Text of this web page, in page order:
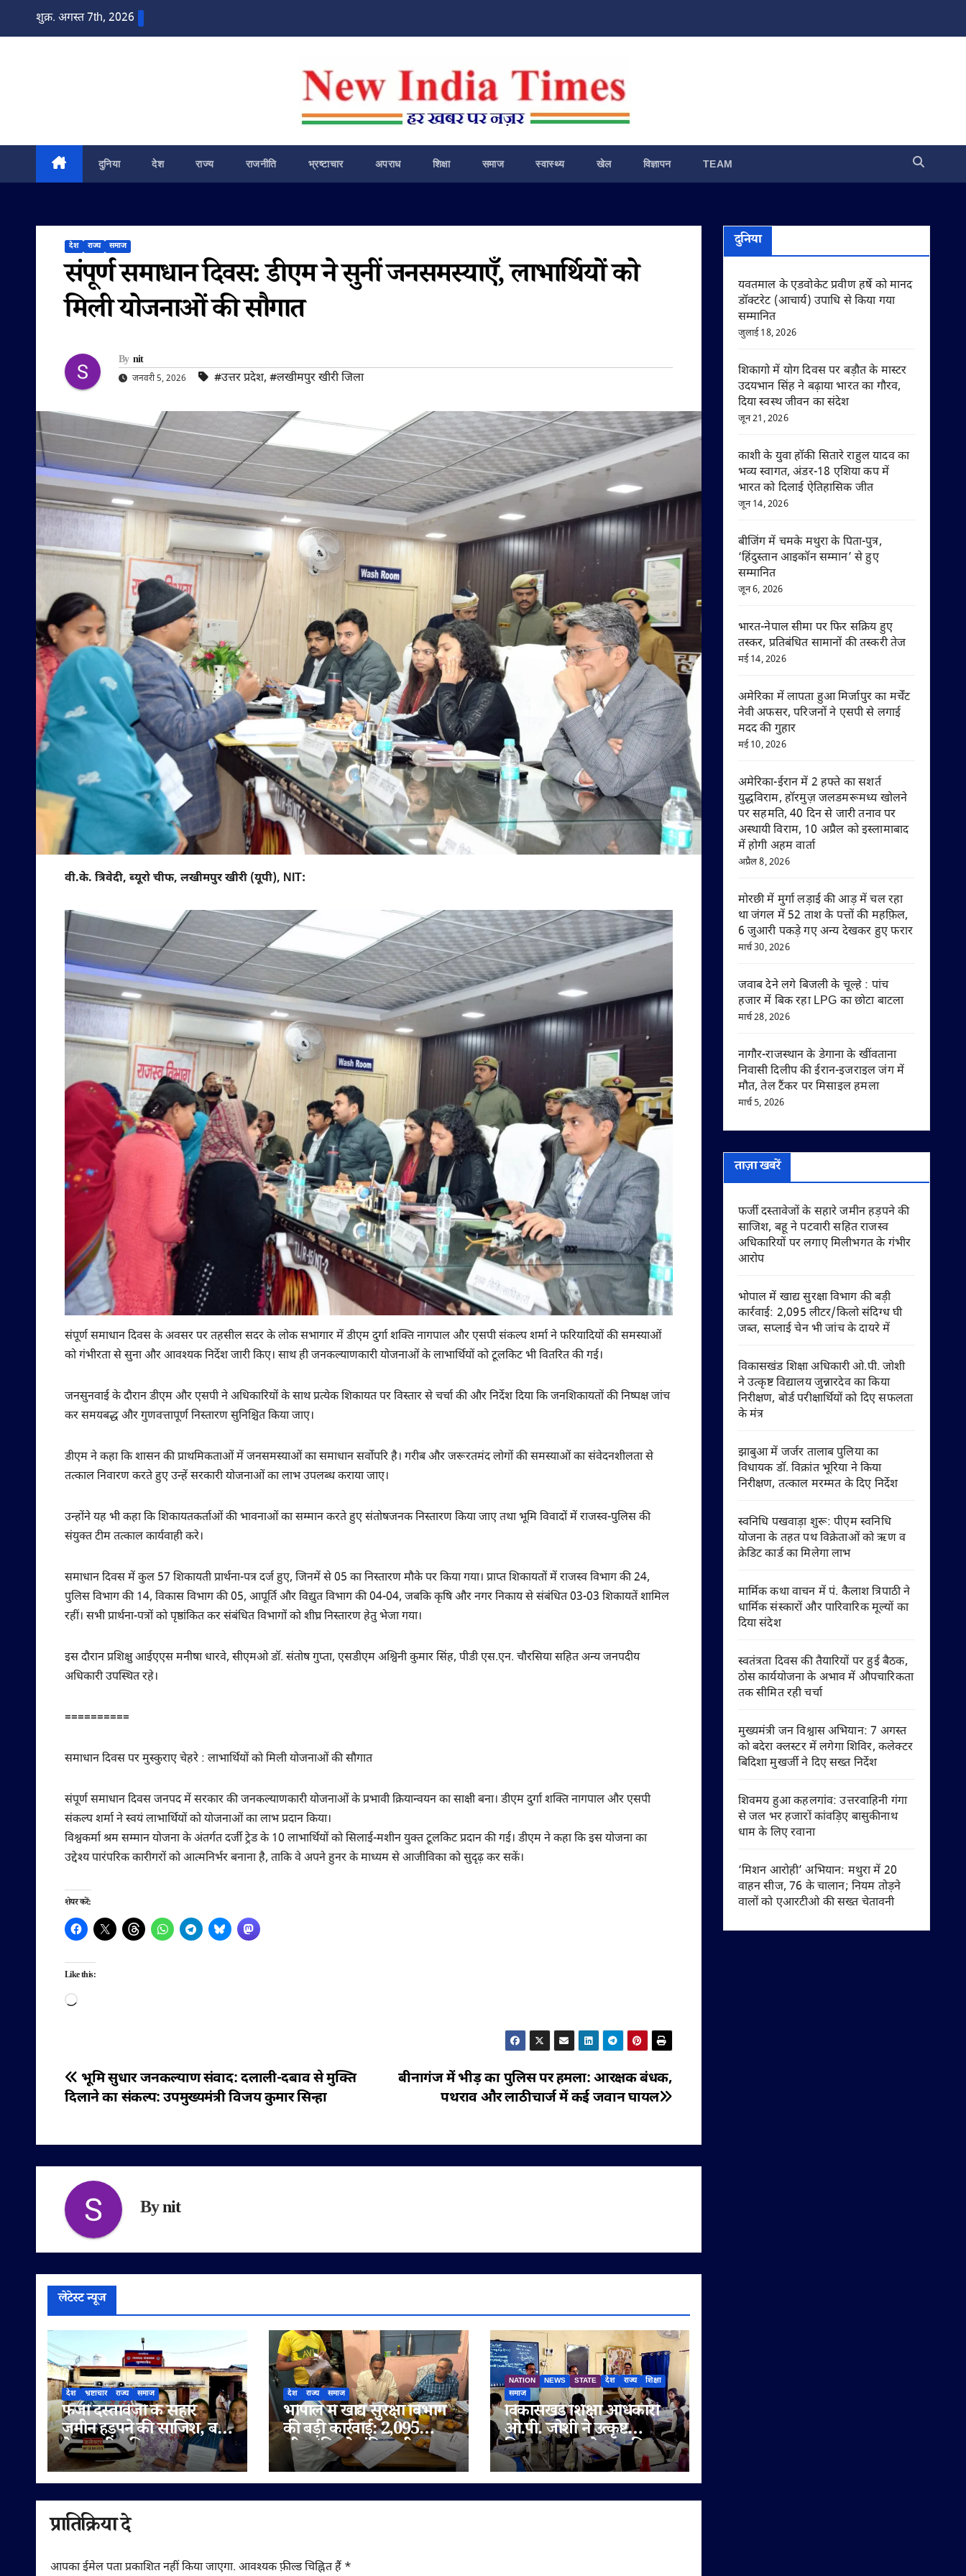
शुक्र. अगस्त 7th, 2026
दुनिया देश राज्य राजनीति भ्रष्टाचार अपराध शिक्षा समाज स्वास्थ्य खेल विज्ञापन TEAM
देश राज्य समाज
संपूर्ण समाधान दिवस: डीएम ने सुनीं जनसमस्याएँ, लाभार्थियों को
मिली योजनाओं की सौगात
By nit
जनवरी 5, 2026 #उत्तर प्रदेश, #लखीमपुर खीरी जिला
वी.के. त्रिवेदी, ब्यूरो चीफ, लखीमपुर खीरी (यूपी), NIT:
संपूर्ण समाधान दिवस के अवसर पर तहसील सदर के लोक सभागार में डीएम दुर्गा शक्ति नागपाल और एसपी संकल्प शर्मा ने फरियादियों की समस्याओं
को गंभीरता से सुना और आवश्यक निर्देश जारी किए। साथ ही जनकल्याणकारी योजनाओं के लाभार्थियों को टूलकिट भी वितरित की गई।
जनसुनवाई के दौरान डीएम और एसपी ने अधिकारियों के साथ प्रत्येक शिकायत पर विस्तार से चर्चा की और निर्देश दिया कि जनशिकायतों की निष्पक्ष जांच
कर समयबद्ध और गुणवत्तापूर्ण निस्तारण सुनिश्चित किया जाए।
डीएम ने कहा कि शासन की प्राथमिकताओं में जनसमस्याओं का समाधान सर्वोपरि है। गरीब और जरूरतमंद लोगों की समस्याओं का संवेदनशीलता से
तत्काल निवारण करते हुए उन्हें सरकारी योजनाओं का लाभ उपलब्ध कराया जाए।
उन्होंने यह भी कहा कि शिकायतकर्ताओं की भावनाओं का सम्मान करते हुए संतोषजनक निस्तारण किया जाए तथा भूमि विवादों में राजस्व-पुलिस की
संयुक्त टीम तत्काल कार्यवाही करे।
समाधान दिवस में कुल 57 शिकायती प्रार्थना-पत्र दर्ज हुए, जिनमें से 05 का निस्तारण मौके पर किया गया। प्राप्त शिकायतों में राजस्व विभाग की 24,
पुलिस विभाग की 14, विकास विभाग की 05, आपूर्ति और विद्युत विभाग की 04-04, जबकि कृषि और नगर निकाय से संबंधित 03-03 शिकायतें शामिल
रहीं। सभी प्रार्थना-पत्रों को पृष्ठांकित कर संबंधित विभागों को शीघ्र निस्तारण हेतु भेजा गया।
इस दौरान प्रशिक्षु आईएएस मनीषा धारवे, सीएमओ डॉ. संतोष गुप्ता, एसडीएम अश्विनी कुमार सिंह, पीडी एस.एन. चौरसिया सहित अन्य जनपदीय
अधिकारी उपस्थित रहे।
==========
समाधान दिवस पर मुस्कुराए चेहरे : लाभार्थियों को मिली योजनाओं की सौगात
संपूर्ण समाधान दिवस जनपद में सरकार की जनकल्याणकारी योजनाओं के प्रभावी क्रियान्वयन का साक्षी बना। डीएम दुर्गा शक्ति नागपाल और एसपी
संकल्प शर्मा ने स्वयं लाभार्थियों को योजनाओं का लाभ प्रदान किया।
विश्वकर्मा श्रम सम्मान योजना के अंतर्गत दर्जी ट्रेड के 10 लाभार्थियों को सिलाई-मशीन युक्त टूलकिट प्रदान की गई। डीएम ने कहा कि इस योजना का
उद्देश्य पारंपरिक कारीगरों को आत्मनिर्भर बनाना है, ताकि वे अपने हुनर के माध्यम से आजीविका को सुदृढ़ कर सकें।
शेयर करें:
Like this:
Loading…
पोस्ट
नेविगेशन
बीनागंज में भीड़ का पुलिस पर हमला: आरक्षक बंधक,
पथराव और लाठीचार्ज में कई जवान घायल
भूमि सुधार जनकल्याण संवाद: दलाली-दबाव से मुक्ति
दिलाने का संकल्प: उपमुख्यमंत्री विजय कुमार सिन्हा
Bynit
लेटेस्ट न्यूज
देश भ्रष्टाचार राज्य समाज
फर्जी दस्तावेजों के सहारे
जमीन हड़पने की साजिश, बहू
ने पटवारी सहित राजस्व
अधिकारियों पर लगाए
मिलीभगत के गंभीर आरोप
देश राज्य समाज
भोपाल में खाद्य सुरक्षा विभाग
की बड़ी कार्रवाई: 2,095
लीटर/किलो संदिग्ध घी जब्त,
सप्लाई चेन भी जांच के दायरे
में
NATION NEWS STATE देश राज्य
शिक्षा
समाज
विकासखंड शिक्षा अधिकारी
ओ.पी. जोशी ने उत्कृष्ट
विद्यालय जुन्नारदेव का किया
निरीक्षण, बोर्ड परीक्षार्थियों को
दिए सफलता के मंत्र
प्रातिक्रिया दे
आपका ईमेल पता प्रकाशित नहीं किया जाएगा. आवश्यक फ़ील्ड चिह्नित हैं *
दुनिया
यवतमाल के एडवोकेट प्रवीण हर्षे को मानद
डॉक्टरेट (आचार्य) उपाधि से किया गया
सम्मानित
जुलाई 18, 2026
शिकागो में योग दिवस पर बड़ौत के मास्टर
उदयभान सिंह ने बढ़ाया भारत का गौरव,
दिया स्वस्थ जीवन का संदेश
जून 21, 2026
काशी के युवा हॉकी सितारे राहुल यादव का
भव्य स्वागत, अंडर-18 एशिया कप में
भारत को दिलाई ऐतिहासिक जीत
जून 14, 2026
बीजिंग में चमके मथुरा के पिता-पुत्र,
‘हिंदुस्तान आइकॉन सम्मान’ से हुए
सम्मानित
जून 6, 2026
भारत-नेपाल सीमा पर फिर सक्रिय हुए
तस्कर, प्रतिबंधित सामानों की तस्करी तेज
मई 14, 2026
अमेरिका में लापता हुआ मिर्जापुर का मर्चेंट
नेवी अफसर, परिजनों ने एसपी से लगाई
मदद की गुहार
मई 10, 2026
अमेरिका-ईरान में 2 हफ्ते का सशर्त
युद्धविराम, हॉरमुज़ जलडमरूमध्य खोलने
पर सहमति, 40 दिन से जारी तनाव पर
अस्थायी विराम, 10 अप्रैल को इस्लामाबाद
में होगी अहम वार्ता
अप्रैल 8, 2026
मोरछी में मुर्गा लड़ाई की आड़ में चल रहा
था जंगल में 52 ताश के पत्तों की महफ़िल,
6 जुआरी पकड़े गए अन्य देखकर हुए फरार
मार्च 30, 2026
जवाब देने लगे बिजली के चूल्हे : पांच
हजार में बिक रहा LPG का छोटा बाटला
मार्च 28, 2026
नागौर-राजस्थान के डेगाना के खींवताना
निवासी दिलीप की ईरान-इजराइल जंग में
मौत, तेल टैंकर पर मिसाइल हमला
मार्च 5, 2026
ताज़ा खबरें
फर्जी दस्तावेजों के सहारे जमीन हड़पने की
साजिश, बहू ने पटवारी सहित राजस्व
अधिकारियों पर लगाए मिलीभगत के गंभीर
आरोप
भोपाल में खाद्य सुरक्षा विभाग की बड़ी
कार्रवाई: 2,095 लीटर/किलो संदिग्ध घी
जब्त, सप्लाई चेन भी जांच के दायरे में
विकासखंड शिक्षा अधिकारी ओ.पी. जोशी
ने उत्कृष्ट विद्यालय जुन्नारदेव का किया
निरीक्षण, बोर्ड परीक्षार्थियों को दिए सफलता
के मंत्र
झाबुआ में जर्जर तालाब पुलिया का
विधायक डॉ. विक्रांत भूरिया ने किया
निरीक्षण, तत्काल मरम्मत के दिए निर्देश
स्वनिधि पखवाड़ा शुरू: पीएम स्वनिधि
योजना के तहत पथ विक्रेताओं को ऋण व
क्रेडिट कार्ड का मिलेगा लाभ
मार्मिक कथा वाचन में पं. कैलाश त्रिपाठी ने
धार्मिक संस्कारों और पारिवारिक मूल्यों का
दिया संदेश
स्वतंत्रता दिवस की तैयारियों पर हुई बैठक,
ठोस कार्ययोजना के अभाव में औपचारिकता
तक सीमित रही चर्चा
मुख्यमंत्री जन विश्वास अभियान: 7 अगस्त
को बदेरा क्लस्टर में लगेगा शिविर, कलेक्टर
बिदिशा मुखर्जी ने दिए सख्त निर्देश
शिवमय हुआ कहलगांव: उत्तरवाहिनी गंगा
से जल भर हजारों कांवड़िए बासुकीनाथ
धाम के लिए रवाना
‘मिशन आरोही’ अभियान: मथुरा में 20
वाहन सीज, 76 के चालान; नियम तोड़ने
वालों को एआरटीओ की सख्त चेतावनी